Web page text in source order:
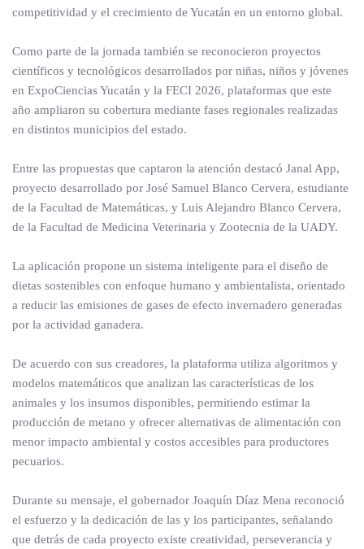
competitividad y el crecimiento de Yucatán en un entorno global.
Como parte de la jornada también se reconocieron proyectos
científicos y tecnológicos desarrollados por niñas, niños y jóvenes
en ExpoCiencias Yucatán y la FECI 2026, plataformas que este
año ampliaron su cobertura mediante fases regionales realizadas
en distintos municipios del estado.
Entre las propuestas que captaron la atención destacó Janal App,
proyecto desarrollado por José Samuel Blanco Cervera, estudiante
de la Facultad de Matemáticas, y Luis Alejandro Blanco Cervera,
de la Facultad de Medicina Veterinaria y Zootecnia de la UADY.
La aplicación propone un sistema inteligente para el diseño de
dietas sostenibles con enfoque humano y ambientalista, orientado
a reducir las emisiones de gases de efecto invernadero generadas
por la actividad ganadera.
De acuerdo con sus creadores, la plataforma utiliza algoritmos y
modelos matemáticos que analizan las características de los
animales y los insumos disponibles, permitiendo estimar la
producción de metano y ofrecer alternativas de alimentación con
menor impacto ambiental y costos accesibles para productores
pecuarios.
Durante su mensaje, el gobernador Joaquín Díaz Mena reconoció
el esfuerzo y la dedicación de las y los participantes, señalando
que detrás de cada proyecto existe creatividad, perseverancia y